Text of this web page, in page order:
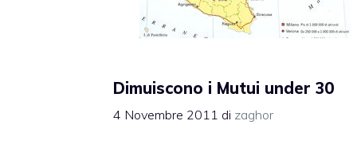
Dimuiscono i Mutui under 30
4 Novembre 2011 di zaghor